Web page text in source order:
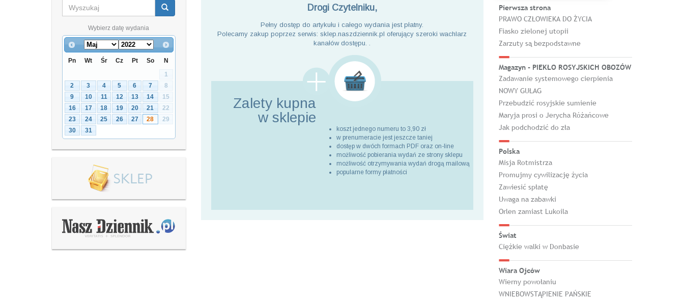
Wybierz datę wydania
Pn Wt Śr Cz Pt So
N
1
2
3 4 5 6 7
8
9
10 11 12 13 14
15
16
17 18 19 20 21
22
23
24 25 26 27 28
29
30
31
Drogi Czytelniku,
Pełny dostęp do artykułu i całego wydania jest płatny.
Polecamy zakup poprzez serwis: sklep.naszdziennik.pl oferujący szeroki wachlarz
kanałów dostępu. .
Zalety kupna
w sklepie
koszt jednego numeru to 3,90 zł
w prenumeracie jest jeszcze taniej
dostęp w dwóch formach PDF oraz on-line
możliwość pobierania wydań ze strony sklepu
możliwość otrzymywania wydań drogą mailową
popularne formy płatności
Pierwsza strona
PRAWO CZŁOWIEKA DO ŻYCIA
Fiasko zielonej utopii
Zarzuty są bezpodstawne
Magazyn - PIEKŁO ROSYJSKICH OBOZÓW
Zadawanie systemowego cierpienia
NOWY GUŁAG
Przebudzić rosyjskie sumienie
Maryja prosi o Jerycha Różańcowe
Jak podchodzić do zła
Polska
Misja Rotmistrza
Promujmy cywilizację życia
Zawiesić spłatę
Uwaga na zabawki
Orlen zamiast Lukoila
Świat
Ciężkie walki w Donbasie
Wiara Ojców
Wierny powołaniu
WNIEBOWSTĄPIENIE PAŃSKIE